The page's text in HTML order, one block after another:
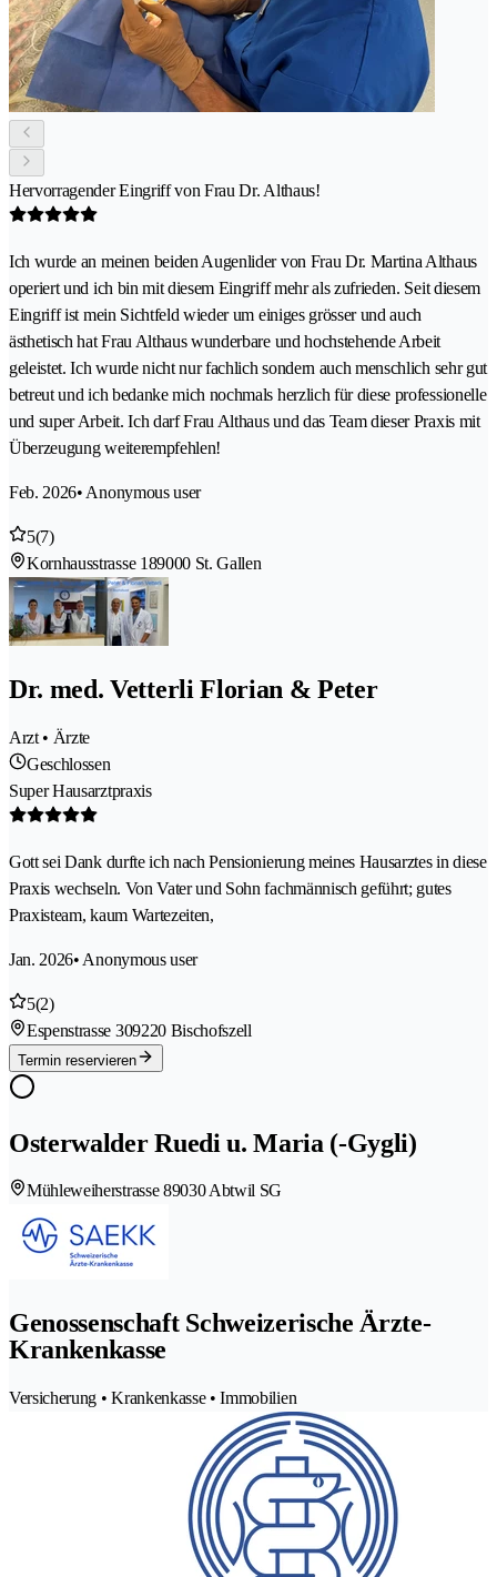
Hervorragender Eingriff von Frau Dr. Althaus!
Ich wurde an meinen beiden Augenlider von Frau Dr. Martina Althaus
operiert und ich bin mit diesem Eingriff mehr als zufrieden. Seit diesem
Eingriff ist mein Sichtfeld wieder um einiges grösser und auch
ästhetisch hat Frau Althaus wunderbare und hochstehende Arbeit
geleistet. Ich wurde nicht nur fachlich sondern auch menschlich sehr gut
betreut und ich bedanke mich nochmals herzlich für diese professionelle
und super Arbeit. Ich darf Frau Althaus und das Team dieser Praxis mit
Überzeugung weiterempfehlen!
Feb. 2026• Anonymous user
5(7)
Kornhausstrasse 189000 St. Gallen
Dr. med. Vetterli Florian & Peter
Arzt • Ärzte
Geschlossen
Super Hausarztpraxis
Gott sei Dank durfte ich nach Pensionierung meines Hausarztes in diese
Praxis wechseln. Von Vater und Sohn fachmännisch geführt; gutes
Praxisteam, kaum Wartezeiten,
Jan. 2026• Anonymous user
5(2)
Espenstrasse 309220 Bischofszell
Termin reservieren
Osterwalder Ruedi u. Maria (-Gygli)
Mühleweiherstrasse 89030 Abtwil SG
Genossenschaft Schweizerische Ärzte-
Krankenkasse
Versicherung • Krankenkasse • Immobilien